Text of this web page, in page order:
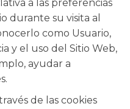
a las preferencias
durante su visita al
como Usuario,
y el uso del Sitio Web,
ayudar a
de las cookies